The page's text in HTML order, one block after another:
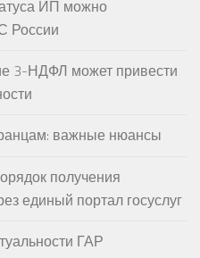
ИП можно
России
3-НДФЛ может привести
важные нюансы
получения
единый портал госуслуг
ГАР